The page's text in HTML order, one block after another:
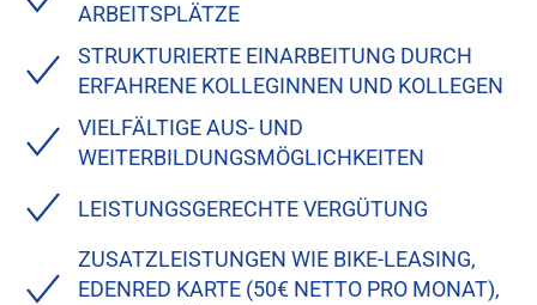
ARBEITSPLÄTZE
STRUKTURIERTE EINARBEITUNG DURCH
ERFAHRENE KOLLEGINNEN UND KOLLEGEN
VIELFÄLTIGE AUS- UND
WEITERBILDUNGSMÖGLICHKEITEN
LEISTUNGSGERECHTE VERGÜTUNG
ZUSATZLEISTUNGEN WIE BIKE-LEASING,
EDENRED KARTE (50€ NETTO PRO MONAT),